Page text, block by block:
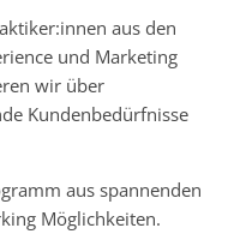
aus den
und Marketing
wir über
Kundenbedürfnisse
aus spannenden
Möglichkeiten.